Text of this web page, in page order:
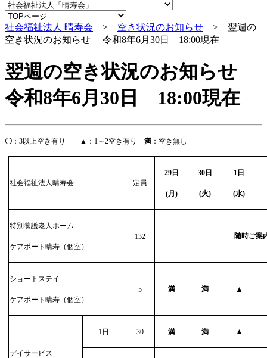
社会福祉法人 晴寿会 > 空き状況のお知らせ > 翌週の
空き状況のお知らせ 令和8年6月30日 18:00現在
翌週の空き状況のお知らせ
令和8年6月30日 18:00現在
〇 ： 3以上空き有り ▲ ： 1～2空き有り 満 ：空き無し
社会福祉法人晴寿会 定員
29日
(月)
30日
(火)
1日
(水)
特別養護老人ホーム
ケアポート晴寿（個室）
132 随時ご案
ショートステイ
ケアポート晴寿（個室）
5 満 満 ▲
デイサービス
1日 30 満 満 ▲